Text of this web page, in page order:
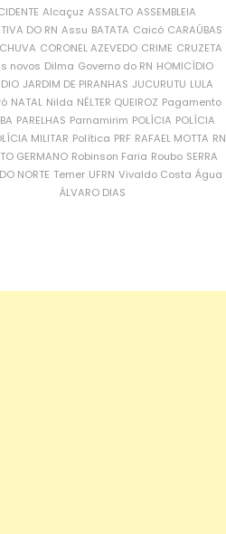
Alcaçuz ASSALTO ASSEMBLEIA
DO RN Assu BATATA Caicó CARAÚBAS
CORONEL AZEVEDO CRIME CRUZETA
novos Dilma Governo do RN HOMICÍDIO
JARDIM DE PIRANHAS JUCURUTU LULA
NATAL Nilda NÉLTER QUEIROZ Pagamento
PARELHAS Parnamirim POLÍCIA POLÍCIA
MILITAR Política PRF RAFAEL MOTTA RN
GERMANO Robinson Faria Roubo SERRA
NORTE Temer UFRN Vivaldo Costa Água
ÁLVARO DIAS